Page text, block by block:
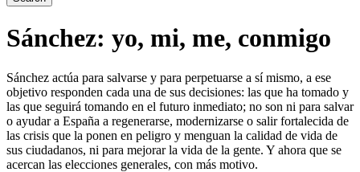
Sánchez: yo, mi, me, conmigo
Sánchez actúa para salvarse y para perpetuarse a sí mismo, a ese
objetivo responden cada una de sus decisiones: las que ha tomado y
las que seguirá tomando en el futuro inmediato; no son ni para salvar
o ayudar a España a regenerarse, modernizarse o salir fortalecida de
las crisis que la ponen en peligro y menguan la calidad de vida de
sus ciudadanos, ni para mejorar la vida de la gente. Y ahora que se
acercan las elecciones generales, con más motivo.